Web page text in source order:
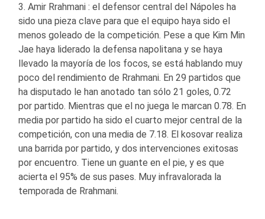
3. Amir Rrahmani : el defensor central del Nápoles ha
sido una pieza clave para que el equipo haya sido el
menos goleado de la competición. Pese a que Kim Min
Jae haya liderado la defensa napolitana y se haya
llevado la mayoría de los focos, se está hablando muy
poco del rendimiento de Rrahmani. En 29 partidos que
ha disputado le han anotado tan sólo 21 goles, 0.72
por partido. Mientras que el no juega le marcan 0.78. En
media por partido ha sido el cuarto mejor central de la
competición, con una media de 7.18. El kosovar realiza
una barrida por partido, y dos intervenciones exitosas
por encuentro. Tiene un guante en el pie, y es que
acierta el 95% de sus pases. Muy infravalorada la
temporada de Rrahmani.